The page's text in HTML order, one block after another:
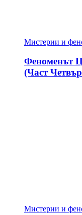
Мистерии и
Феноменът
(Част
Мистерии и